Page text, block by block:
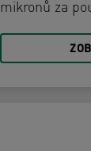
mikronů za